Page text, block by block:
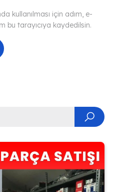
kullanılması için adım, e-
bu tarayıcıya kaydedilsin.